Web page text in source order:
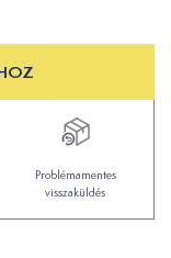
Problémamentes
visszaküldés